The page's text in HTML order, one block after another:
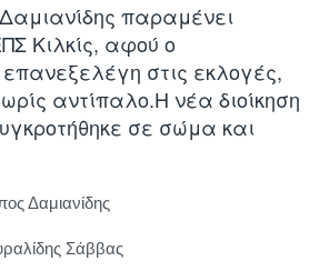
παραμένει
Κιλκίς, αφού ο
στις εκλογές,
αντίπαλο.Η νέα διοίκηση
σε σώμα και
Δαμιανίδης
Σάββας